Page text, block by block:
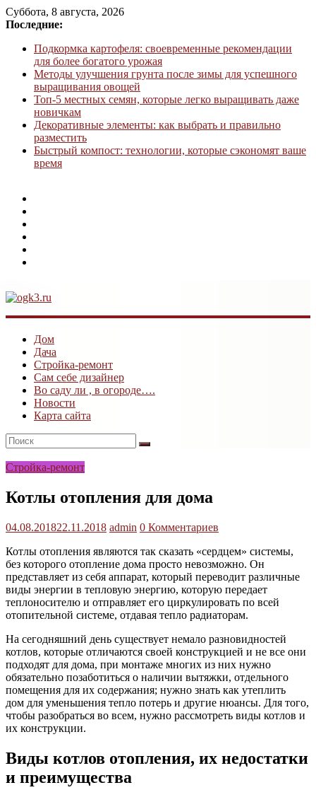
Суббота, 8 августа, 2026
Последние:
Подкормка картофеля: своевременные рекомендации
для более богатого урожая
Методы улучшения грунта после зимы для успешного
выращивания овощей
Топ-5 местных семян, которые легко выращивать даже
новичкам
Декоративные элементы: как выбрать и правильно
разместить
Быстрый компост: технологии, которые сэкономят ваше
время
Дом
дача
Дом
Дача
Стройка-ремонт
Сам себе дизайнер
Во саду ли , в огороде….
Новости
Карта сайта
Стройка-ремонт
Котлы отопления для дома
04.08.201822.11.2018 admin 0 Комментариев
Котлы отопления являются так сказать «сердцем» системы,
без которого отопление дома просто невозможно. Он
представляет из себя аппарат, который переводит различные
виды энергии в тепловую энергию, которую передает
теплоносителю и отправляет его циркулировать по всей
отопительной системе, отдавая тепло радиаторам.
На сегодняшний день существует немало разновидностей
котлов, которые отличаются своей конструкцией и не все они
подходят для дома, при монтаже многих из них нужно
обязательно позаботиться о наличии вытяжки, отдельного
помещения для их содержания; нужно знать как утеплить
дом для уменьшения тепло потерь и другие нюансы. Для того,
чтобы разобраться во всем, нужно рассмотреть виды котлов и
их конструкции.
Виды котлов отопления, их недостатки
и преимущества